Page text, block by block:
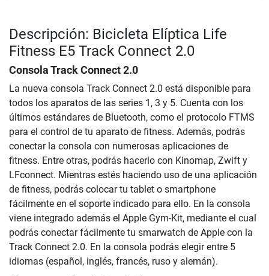
Descripción: Bicicleta Elíptica Life
Fitness E5 Track Connect 2.0
Consola Track Connect 2.0
La nueva consola Track Connect 2.0 está disponible para
todos los aparatos de las series 1, 3 y 5. Cuenta con los
últimos estándares de Bluetooth, como el protocolo FTMS
para el control de tu aparato de fitness. Además, podrás
conectar la consola con numerosas aplicaciones de
fitness. Entre otras, podrás hacerlo con Kinomap, Zwift y
LFconnect. Mientras estés haciendo uso de una aplicación
de fitness, podrás colocar tu tablet o smartphone
fácilmente en el soporte indicado para ello. En la consola
viene integrado además el Apple Gym-Kit, mediante el cual
podrás conectar fácilmente tu smarwatch de Apple con la
Track Connect 2.0. En la consola podrás elegir entre 5
idiomas (español, inglés, francés, ruso y alemán).